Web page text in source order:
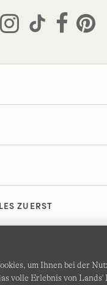
ZUERST
um Ihnen bei der
volle Erlebnis von Lands'